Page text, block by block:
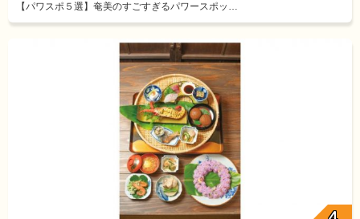
【パワスポ５選】奄美のすごすぎるパワースポッ…